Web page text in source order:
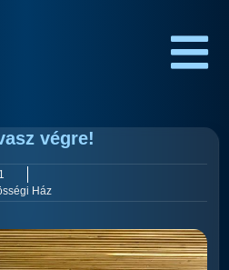
végre!
Ház